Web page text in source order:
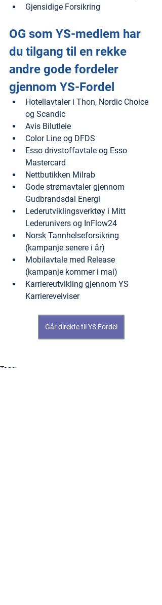
Gjensidige Forsikring
OG som YS-medlem har
du tilgang til en rekke
andre gode fordeler
gjennom YS-Fordel
Hotellavtaler i Thon, Nordic Choice
og Scandic
Avis Bilutleie
Color Line og DFDS
Esso drivstoffavtale og Esso
Mastercard
Nettbutikken Milrab
Gode strømavtaler gjennom
Gudbrandsdal Energi
Lederutviklingsverktøy i Mitt
Lederunivers og InFlow24
Norsk Tannhelseforsikring
(kampanje senere i år)
Mobilavtale med Release
(kampanje kommer i mai)
Karriereutvikling gjennom YS
Karriereveiviser
Går direkte til YS Fordel
Tags: